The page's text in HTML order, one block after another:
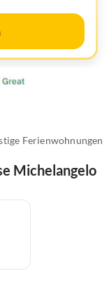
Ferienwohnungen
Michelangelo